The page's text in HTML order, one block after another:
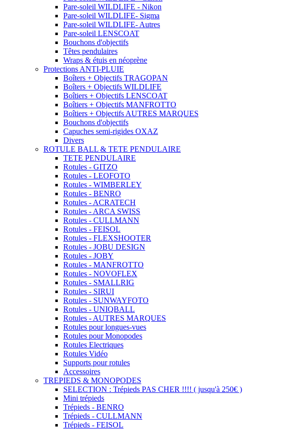
Pare-soleil WILDLIFE - Nikon
Pare-soleil WILDLIFE- Sigma
Pare-soleil WILDLIFE- Autres
Pare-soleil LENSCOAT
Bouchons d'objectifs
Têtes pendulaires
Wraps & étuis en néoprène
Protections ANTI-PLUIE
Boîters + Objectifs TRAGOPAN
Boîters + Objectifs WILDLIFE
Boîtiers + Objectifs LENSCOAT
Boîtiers + Objectifs MANFROTTO
Boîtiers + Objectifs AUTRES MARQUES
Bouchons d'objectifs
Capuches semi-rigides OXAZ
Divers
ROTULE BALL & TETE PENDULAIRE
TETE PENDULAIRE
Rotules - GITZO
Rotules - LEOFOTO
Rotules - WIMBERLEY
Rotules - BENRO
Rotules - ACRATECH
Rotules - ARCA SWISS
Rotules - CULLMANN
Rotules - FEISOL
Rotules - FLEXSHOOTER
Rotules - JOBU DESIGN
Rotules - JOBY
Rotules - MANFROTTO
Rotules - NOVOFLEX
Rotules - SMALLRIG
Rotules - SIRUI
Rotules - SUNWAYFOTO
Rotules - UNIQBALL
Rotules - AUTRES MARQUES
Rotules pour longues-vues
Rotules pour Monopodes
Rotules Electriques
Rotules Vidéo
Supports pour rotules
Accessoires
TREPIEDS & MONOPODES
SELECTION : Trépieds PAS CHER !!!! ( jusqu'à 250€ )
Mini trépieds
Trépieds - BENRO
Trépieds - CULLMANN
Trépieds - FEISOL